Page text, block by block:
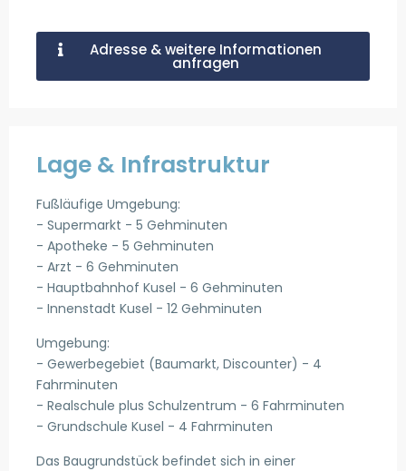
Adresse & weitere Informationen
anfragen
Lage & Infrastruktur
Fußläufige Umgebung:
- Supermarkt - 5 Gehminuten
- Apotheke - 5 Gehminuten
- Arzt - 6 Gehminuten
- Hauptbahnhof Kusel - 6 Gehminuten
- Innenstadt Kusel - 12 Gehminuten
Umgebung:
- Gewerbegebiet (Baumarkt, Discounter) - 4
Fahrminuten
- Realschule plus Schulzentrum - 6 Fahrminuten
- Grundschule Kusel - 4 Fahrminuten
Das Baugrundstück befindet sich in einer